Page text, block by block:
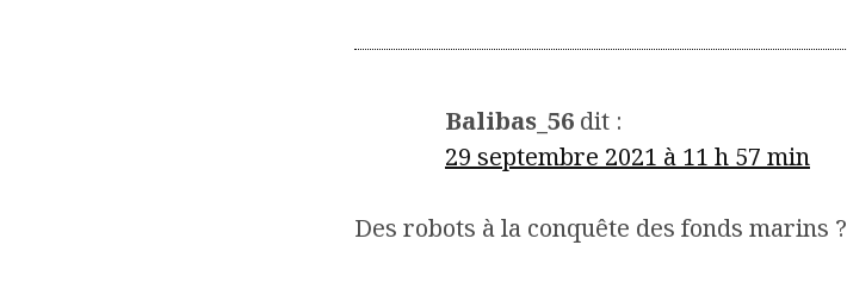
Balibas_56 dit :
29 septembre 2021 à 11 h 57 min
Des robots à la conquête des fonds marins ?